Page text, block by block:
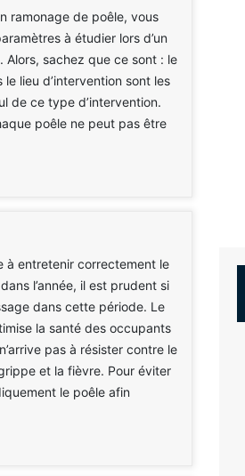
ramonage de poêle, vous
à étudier lors d’un
sachez que ce sont : le
lieu d’intervention sont les
de ce type d’intervention.
poêle ne peut pas être
à entretenir correctement le
l’année, il est prudent si
dans cette période. Le
la santé des occupants
pas à résister contre le
et la fièvre. Pour éviter
le poêle afin